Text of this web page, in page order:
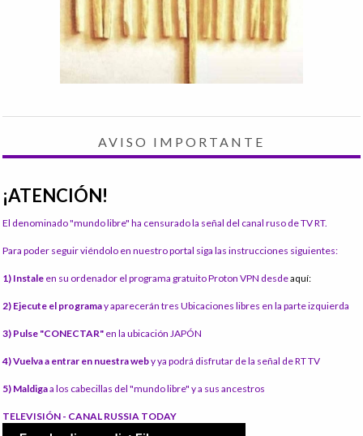
AVISO IMPORTANTE
¡ATENCIÓN!
El denominado "mundo libre" ha censurado la señal del canal ruso de TV RT.
Para poder seguir viéndolo en nuestro portal siga las instrucciones siguientes:
1) Instale en su ordenador el programa gratuito Proton VPN desdeaquí:
2) Ejecute el programay aparecerán tres Ubicaciones libres en la parte izquierda
3) Pulse "CONECTAR" en la ubicación JAPÓN
4) Vuelva a entrar en nuestra weby ya podrá disfrutar de la señal de RT TV
5) Maldigaa los cabecillas del "mundo libre" y a sus ancestros
TELEVISIÓN - CANAL RUSSIA TODAY